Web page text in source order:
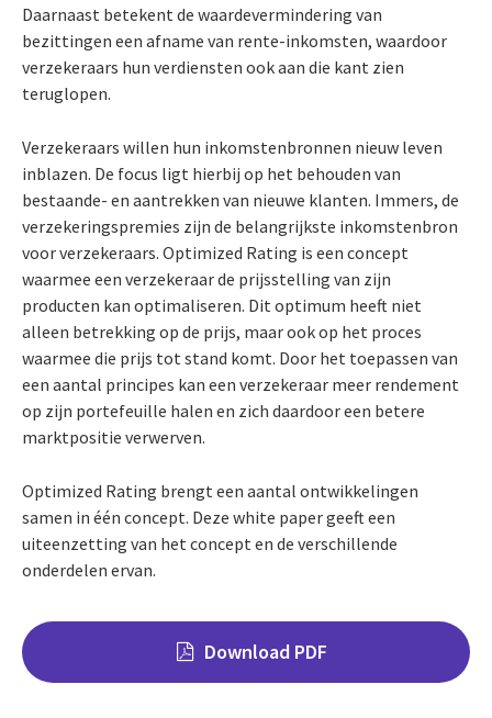
Daarnaast betekent de waardevermindering van
bezittingen een afname van rente-inkomsten, waardoor
verzekeraars hun verdiensten ook aan die kant zien
teruglopen.
Verzekeraars willen hun inkomstenbronnen nieuw leven
inblazen. De focus ligt hierbij op het behouden van
bestaande- en aantrekken van nieuwe klanten. Immers, de
verzekeringspremies zijn de belangrijkste inkomstenbron
voor verzekeraars. Optimized Rating is een concept
waarmee een verzekeraar de prijsstelling van zijn
producten kan optimaliseren. Dit optimum heeft niet
alleen betrekking op de prijs, maar ook op het proces
waarmee die prijs tot stand komt. Door het toepassen van
een aantal principes kan een verzekeraar meer rendement
op zijn portefeuille halen en zich daardoor een betere
marktpositie verwerven.
Optimized Rating brengt een aantal ontwikkelingen
samen in één concept. Deze white paper geeft een
uiteenzetting van het concept en de verschillende
onderdelen ervan.
Download PDF